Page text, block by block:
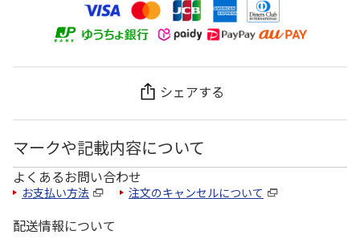
シェアする
マークや記載内容について
よくあるお問い合わせ
お支払い方法 注文のキャンセルについて
配送情報について